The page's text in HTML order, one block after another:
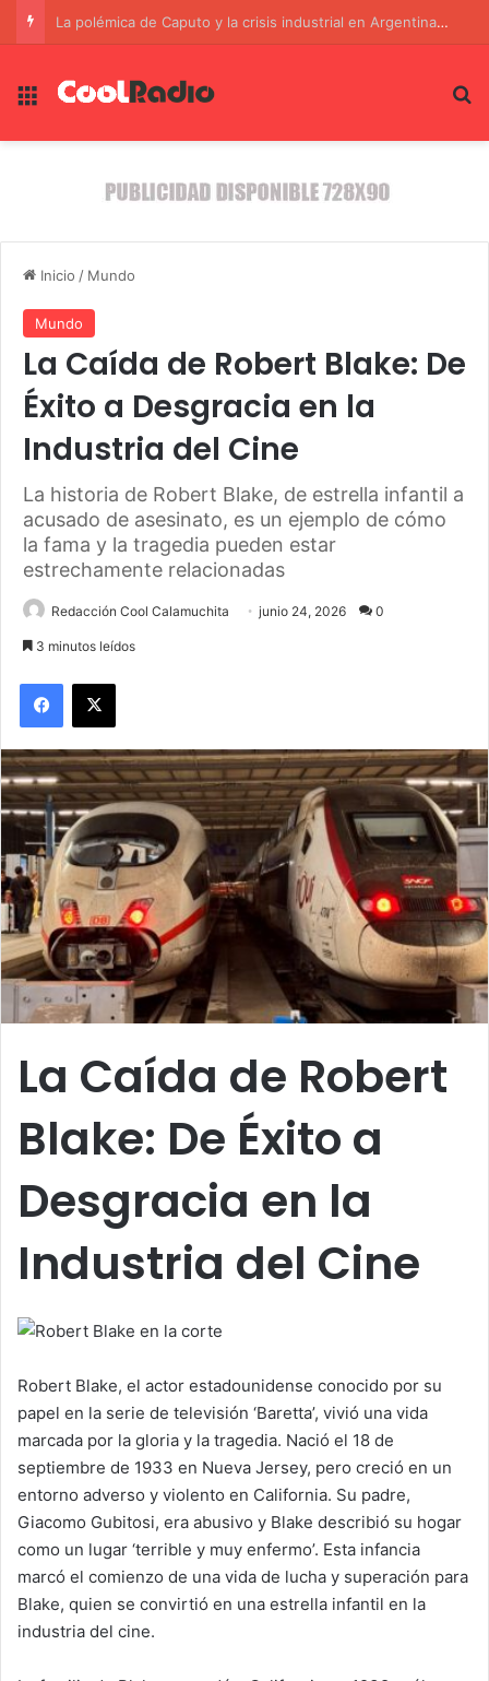
La muerte de un boxeador en un ‘Club de la Pelea’ clandestino en Chile: Un grito de alerta sobre la violencia
Menú
Inicio / Mundo
Mundo
La Caída de Robert Blake: De
Éxito a Desgracia en la
Industria del Cine
La historia de Robert Blake, de estrella infantil a
acusado de asesinato, es un ejemplo de cómo
la fama y la tragedia pueden estar
estrechamente relacionadas
Redacción Cool Calamuchita junio 24, 2026 0
3 minutos leídos
Facebook
X
La Caída de Robert
Blake: De Éxito a
Desgracia en la
Industria del Cine
Robert Blake, el actor estadounidense conocido por su
papel en la serie de televisión ‘Baretta’, vivió una vida
marcada por la gloria y la tragedia. Nació el 18 de
septiembre de 1933 en Nueva Jersey, pero creció en un
entorno adverso y violento en California. Su padre,
Giacomo Gubitosi, era abusivo y Blake describió su hogar
como un lugar ‘terrible y muy enfermo’. Esta infancia
marcó el comienzo de una vida de lucha y superación para
Blake, quien se convirtió en una estrella infantil en la
industria del cine.